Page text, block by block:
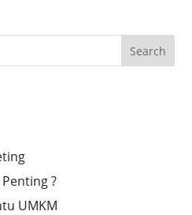
Search
?
UMKM